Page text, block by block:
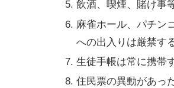
飲酒、喫煙、賭け事
麻雀ホール、パチン
への出入りは厳禁する
生徒手帳は常に携帯
住民票の異動があっ